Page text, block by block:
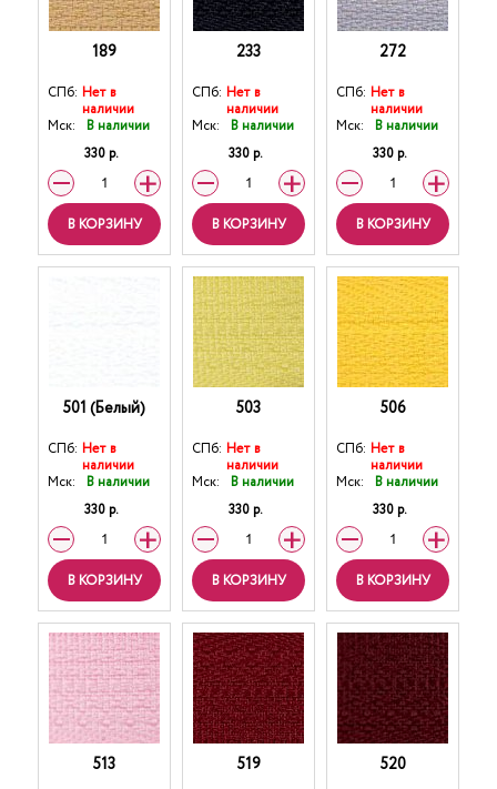
189
СПб: Нет в
наличии
Мск:
В наличии
330 р.
В КОРЗИНУ
233
СПб: Нет в
наличии
Мск:
В наличии
330 р.
В КОРЗИНУ
272
СПб: Нет в
наличии
Мск:
В наличии
330 р.
В КОРЗИНУ
501 (Белый)
СПб: Нет в
наличии
Мск:
В наличии
330 р.
В КОРЗИНУ
503
СПб: Нет в
наличии
Мск:
В наличии
330 р.
В КОРЗИНУ
506
СПб: Нет в
наличии
Мск:
В наличии
330 р.
В КОРЗИНУ
513 519 520